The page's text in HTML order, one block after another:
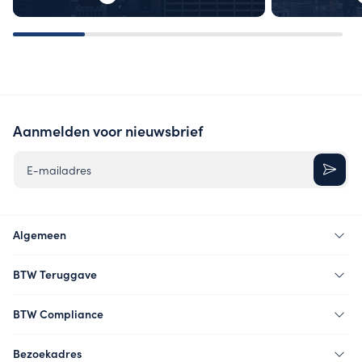
Algemeen
BTW Teruggave
BTW Compliance
Bezoekadres
Aanmelden voor nieuwsbrief
E-mailadres